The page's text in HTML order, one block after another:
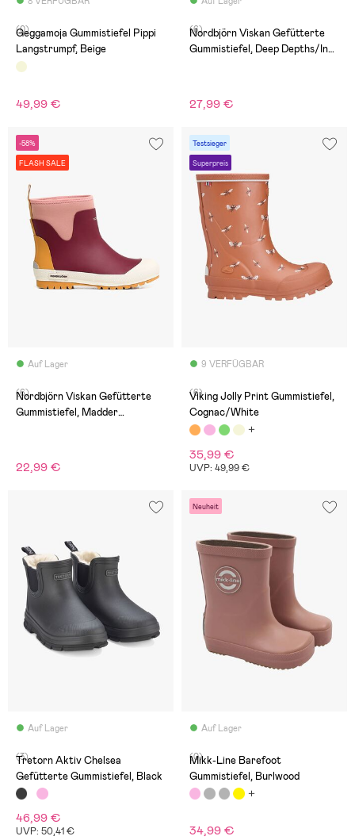
(0)
Geggamoja Gummistiefel Pippi
Langstrumpf, Beige
49,99 €
(6)
Nordbjörn Viskan Gefütterte
Gummistiefel, Deep Depths/Inca
27,99 €
-58%
FLASH SALE
Auf Lager
(6)
Nordbjörn Viskan Gefütterte
Gummistiefel, Madder
22,99 €
Testsieger
Superpreis
9 VERFÜGBAR
(6)
Viking Jolly Print Gummistiefel,
Cognac/White
35,99 €
UVP: 49,99 €
Auf Lager
(3)
Tretorn Aktiv Chelsea
Gefütterte Gummistiefel, Black
46,99 €
UVP: 50,41 €
Neuheit
Auf Lager
(0)
Mikk-Line Barefoot
Gummistiefel, Burlwood
34,99 €